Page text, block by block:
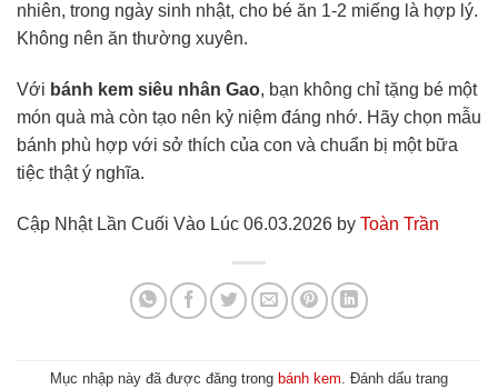
nhiên, trong ngày sinh nhật, cho bé ăn 1-2 miếng là hợp lý.
Không nên ăn thường xuyên.
Với bánh kem siêu nhân Gao, bạn không chỉ tặng bé một
món quà mà còn tạo nên kỷ niệm đáng nhớ. Hãy chọn mẫu
bánh phù hợp với sở thích của con và chuẩn bị một bữa
tiệc thật ý nghĩa.
Cập Nhật Lần Cuối Vào Lúc 06.03.2026 by Toàn Trần
Mục nhập này đã được đăng trong bánh kem. Đánh dấu trang